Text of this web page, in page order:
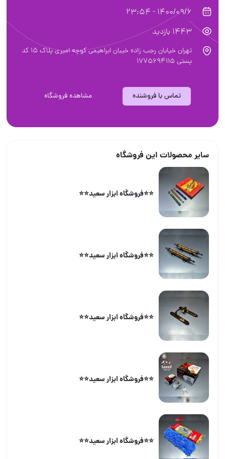
1400/09/6 - 23:54
1443 بازدید
تهران خیابان رجب زاده خیبان ابراهیمی کوچه امیری پلاک ۱۵ کد
پستی ۱۷۷5694115
تماس با فروشنده مشاهده فروشگاه
سایر محصولات این فروشگاه
⭐️⭐️فروشگاه ابزار سعید⭐️⭐️
⭐️⭐️فروشگاه ابزار سعید⭐️⭐️
⭐️⭐️فروشگاه ابزار سعید⭐️⭐️
⭐️⭐️فروشگاه ابزار سعید⭐️⭐️
⭐️⭐️فروشگاه ابزار سعید⭐️⭐️